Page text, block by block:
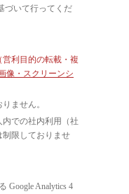
づいて行ってくだ
利目的の転載・複
像・スクリーンシ
ません。
での社内利用（社
限しておりませ
Google Analytics 4